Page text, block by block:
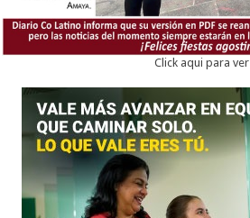
Click aqui para ver